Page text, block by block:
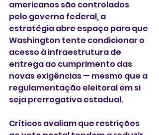
americanos são controlados
pelo governo federal, a
estratégia abre espaço para que
Washington tente condicionar o
acesso à infraestrutura de
entrega ao cumprimento das
novas exigências — mesmo que a
regulamentação eleitoral em si
seja prerrogativa estadual.
Críticos avaliam que restrições